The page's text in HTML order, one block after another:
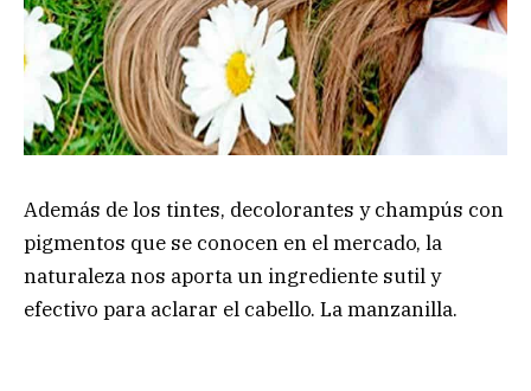
Además de los tintes, decolorantes y champús con
pigmentos que se conocen en el mercado, la
naturaleza nos aporta un ingrediente sutil y
efectivo para aclarar el cabello. La manzanilla.